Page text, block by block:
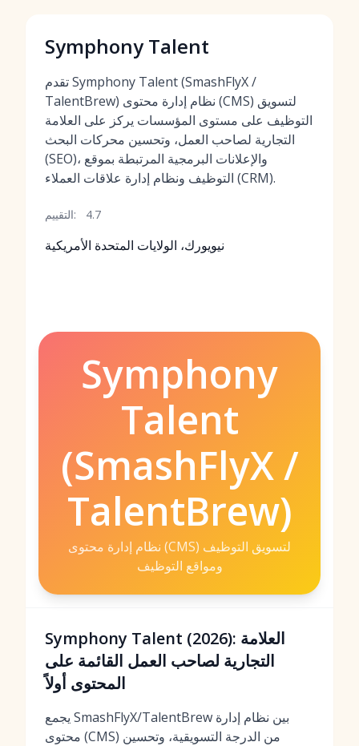
Symphony Talent
تقدم Symphony Talent (SmashFlyX /
TalentBrew) نظام إدارة محتوى (CMS) لتسويق
التوظيف على مستوى المؤسسات يركز على العلامة
التجارية لصاحب العمل، وتحسين محركات البحث
(SEO)، والإعلانات البرمجية المرتبطة بموقع
التوظيف ونظام إدارة علاقات العملاء (CRM).
التقييم: 4.7
نيويورك، الولايات المتحدة الأمريكية
Symphony
Talent
(SmashFlyX /
TalentBrew)
نظام إدارة محتوى (CMS) لتسويق التوظيف
ومواقع التوظيف
Symphony Talent (2026): العلامة
التجارية لصاحب العمل القائمة على
المحتوى أولاً
يجمع SmashFlyX/TalentBrew بين نظام إدارة
محتوى (CMS) من الدرجة التسويقية، وتحسين